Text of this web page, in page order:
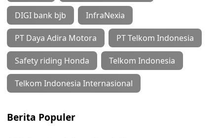
DIGI bank bjb InfraNexia
PT Daya Adira Motora PT Telkom Indonesia
Safety riding Honda Telkom Indonesia
Telkom Indonesia Internasional
Berita Populer